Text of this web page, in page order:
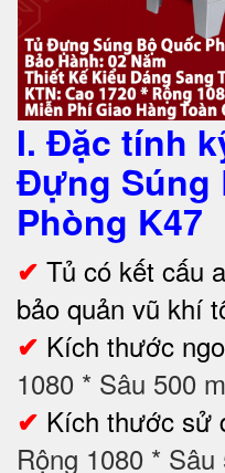
I. Đặc tính
Đựng Súng
Phòng K47
✔ Tủ có kết cấu
bảo quản vũ khí
✔ Kích thước
1080 * Sâu 500
✔ Kích thước sử
Rộng 1080 * Sâu